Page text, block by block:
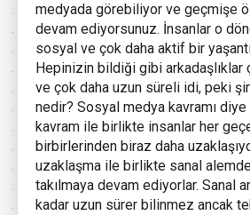
medyada görebiliyor ve geçmişe
devam ediyorsunuz. İnsanlar o
sosyal ve çok daha aktif bir
Hepinizin bildiği gibi arkadaşlıklar
ve çok daha uzun süreli idi, peki
nedir? Sosyal medya kavramı
kavram ile birlikte insanlar her
birbirlerinden biraz daha
uzaklaşma ile birlikte sanal
takılmaya devam ediyorlar. Sanal
kadar uzun sürer bilinmez ancak